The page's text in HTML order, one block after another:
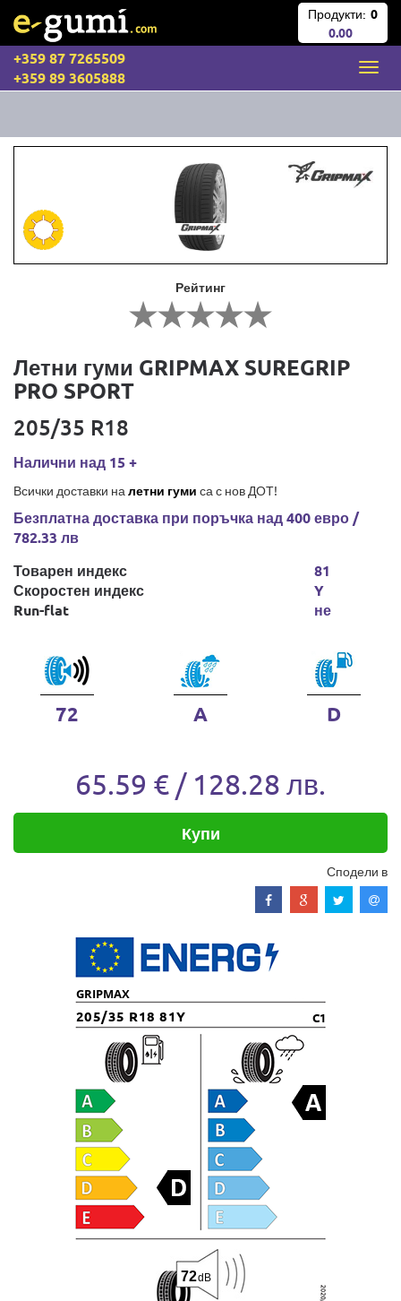
Продукти: 0
0.00
+359 87 7265509
+359 89 3605888
Рейтинг
Летни гуми GRIPMAX SUREGRIP
PRO SPORT
205/35 R18
Налични над 15 +
Всички доставки на летни гуми са с нов ДОТ!
Безплатна доставка при поръчка над 400 евро /
782.33 лв
Товарен индекс
Скоростен индекс
Run-flat
81
Y
не
72 A D
65.59 € / 128.28 лв.
Купи
Сподели в
GRIPMAX
205/35 R18 81Y C1
72dB